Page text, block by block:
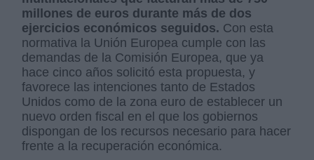
millones de euros durante más de dos
ejercicios económicos seguidos. Con esta
normativa la Unión Europea cumple con las
demandas de la Comisión Europea, que ya
hace cinco años solicitó esta propuesta, y
favorece las intenciones tanto de Estados
Unidos como de la zona euro de establecer un
nuevo orden fiscal en el que los gobiernos
dispongan de los recursos necesario para hacer
frente a la recuperación económica.